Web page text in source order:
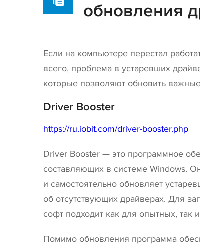
обновления
Если на компьютере перестал
всего, проблема в устаревших
которые позволяют обновить
Driver Booster
https://ru.iobit.com/driver-booster.php
Driver Booster — это программное
составляющих в системе Windows.
и самостоятельно обновляет
об отсутствующих драйверах. Для
софт подходит как для опытных,
Помимо обновления программа